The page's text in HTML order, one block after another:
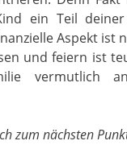
ein Teil
Aspekt ist
und feiern ist
vermutlich
zum nächsten